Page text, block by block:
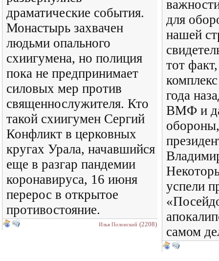
драматические события.
Монастырь захвачен
людьми опального
схиигумена, но полиция
пока не предпринимает
силовых мер против
священнослужителя. Кто
такой схиигумен Сергий
Конфликт в церковных
кругах Урала, начавшийся
еще в разгар пандемии
коронавируса, 16 июня
перерос в открытое
противостояние.
Илья Полонский (2208)
для
нашей
тот
года
ВМФ и
успели
самом